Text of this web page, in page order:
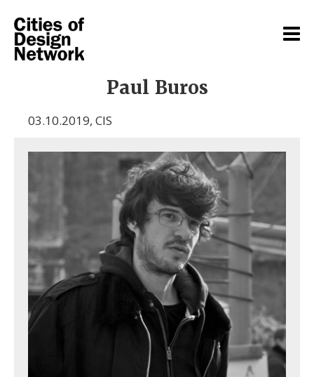
Paul Buros
03.10.2019, CIS